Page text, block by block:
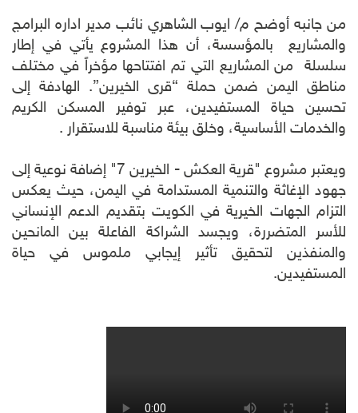
من جانبه أوضح م/ ايوب الشاهري نائب مدير اداره البرامج
والمشاريع بالمؤسسة، أن هذا المشروع يأتي في إطار
سلسلة من المشاريع التي تم افتتاحها مؤخراً في مختلف
مناطق اليمن ضمن حملة “قرى الخيرين”. الهادفة إلى
تحسين حياة المستفيدين، عبر توفير المسكن الكريم
والخدمات الأساسية، وخلق بيئة مناسبة للاستقرار .
ويعتبر مشروع "قرية العكش - الخيرين 7" إضافة نوعية إلى
جهود الإغاثة والتنمية المستدامة في اليمن، حيث يعكس
التزام الجهات الخيرية في الكويت بتقديم الدعم الإنساني
للأسر المتضررة، ويجسد الشراكة الفاعلة بين المانحين
والمنفذين لتحقيق تأثير إيجابي ملموس في حياة
المستفيدين.